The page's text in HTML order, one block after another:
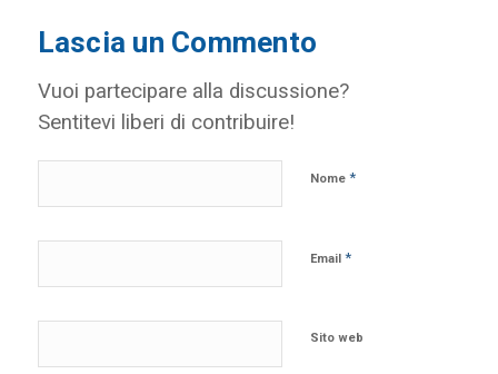
Lascia un Commento
Vuoi partecipare alla discussione?
Sentitevi liberi di contribuire!
Nome *
Email *
Sito web